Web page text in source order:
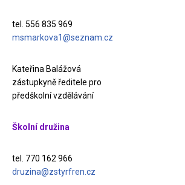
tel. 556 835 969
msmarkova1@seznam.cz
Kateřina Balážová
zástupkyně ředitele pro
předškolní vzdělávání
Školní družina
tel. 770 162 966
druzina@zstyrfren.cz